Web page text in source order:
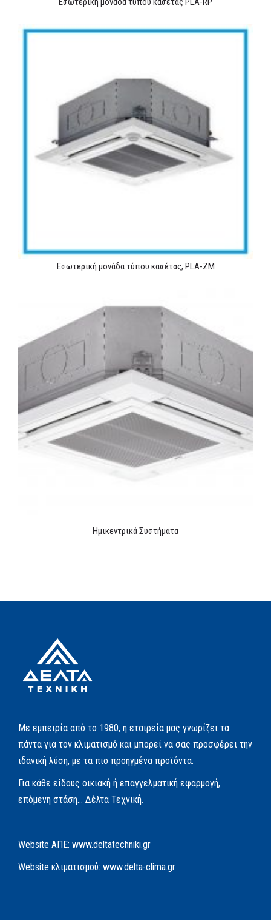
Εσωτερική μονάδα τύπου κασέτας, PLA-ZM
Ημικεντρικά Συστήματα
Με εμπειρία από το 1980, η εταιρεία μας γνωρίζει τα
πάντα για τον κλιματισμό και μπορεί να σας προσφέρει την
ιδανική λύση, με τα πιο προηγμένα προϊόντα.
Για κάθε είδους οικιακή ή επαγγελματική εφαρμογή,
επόμενη στάση… Δέλτα Τεχνική.
Website AΠΕ: www.deltatechniki.gr
Website κλιματισμού: www.delta-clima.gr